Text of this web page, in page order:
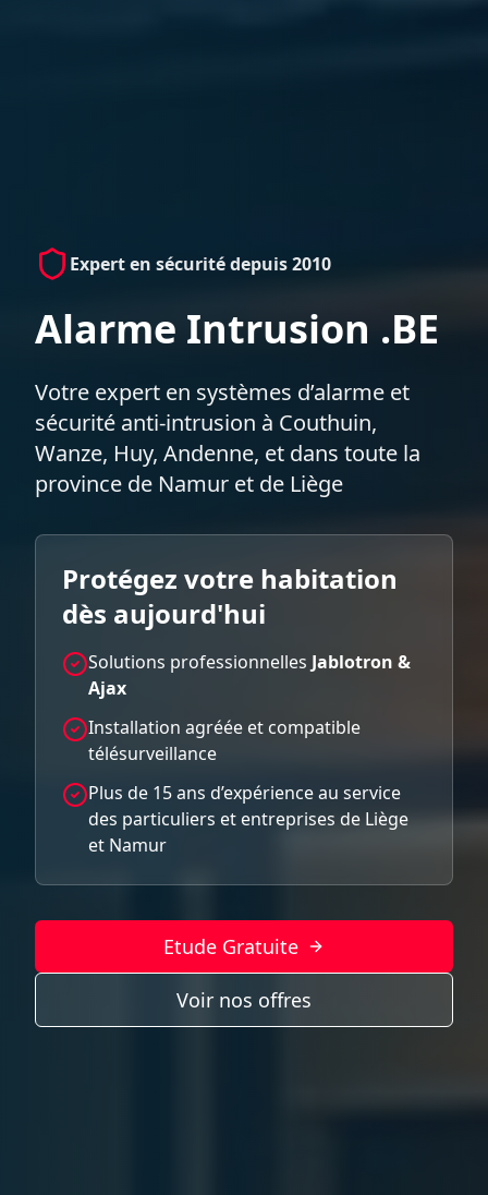
Expert en sécurité depuis 2010
Alarme Intrusion .BE
Votre expert en systèmes d’alarme et
sécurité anti-intrusion à Couthuin,
Wanze, Huy, Andenne, et dans toute la
province de Namur et de Liège
Protégez votre habitation
dès aujourd'hui
Solutions professionnelles Jablotron &
Ajax
Installation agréée et compatible
télésurveillance
Plus de 15 ans d’expérience au service
des particuliers et entreprises de Liège
et Namur
Etude Gratuite
Voir nos offres